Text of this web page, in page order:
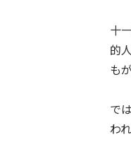
十
的
も
で
わ